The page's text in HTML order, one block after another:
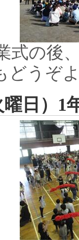
式の後
どうぞ
曜日）1